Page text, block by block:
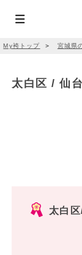
My袴トップ ＞ 宮城県
太白区 / 仙
太白